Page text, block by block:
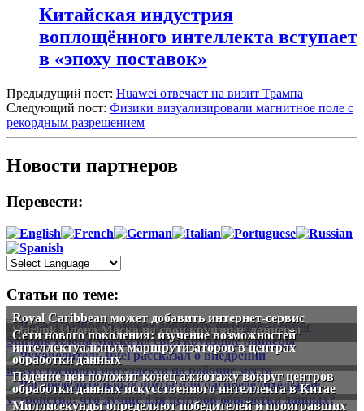
Китайская индустрия
воплощённого интеллекта вступает
в «эпоху поставок»
Предыдущий пост: Huawei отвечает на визит Трампа
Следующий пост: Физики визуализировали магнитное поле с
рекордным разрешением
Новости партнеров
Перевести:
Статьи по теме:
Royal Caribbean может добавить интернет-сервис
Starlink Илона Маска на свои круизные лайнеры
Сети нового поколения: изучение возможностей
интеллектуальных маршрутизаторов в центрах
обработки данных
Падение цен положит конец ажиотажу вокруг центров
обработки данных искусственного интеллекта в Китае
Миллисекунды определяют победителей и проигравших